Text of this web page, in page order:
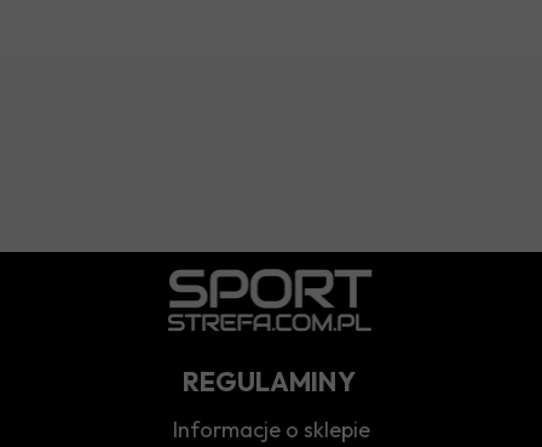
REGULAMINY
Informacje o sklepie